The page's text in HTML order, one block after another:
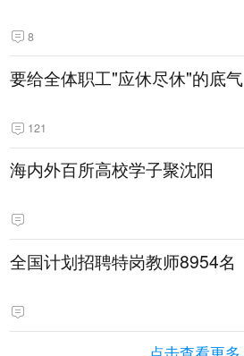
8
要给全体职工"应休尽休"的底气
121
海内外百所高校学子聚沈阳
全国计划招聘特岗教师8954名